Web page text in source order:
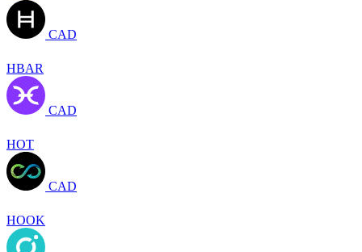
CAD
HBAR
CAD
HOT
CAD
HOOK